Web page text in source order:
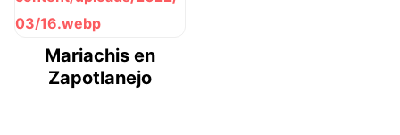
Mariachis en
Zapotlanejo